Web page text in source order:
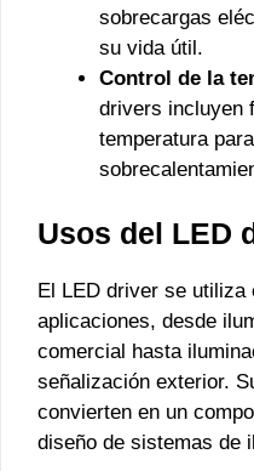
sobrecargas
su vida útil.
Control de la
drivers incluyen
temperatura
Usos del LED
El LED driver se utiliza
aplicaciones, desde
comercial hasta
señalización exterior.
convierten en un
diseño de sistemas de